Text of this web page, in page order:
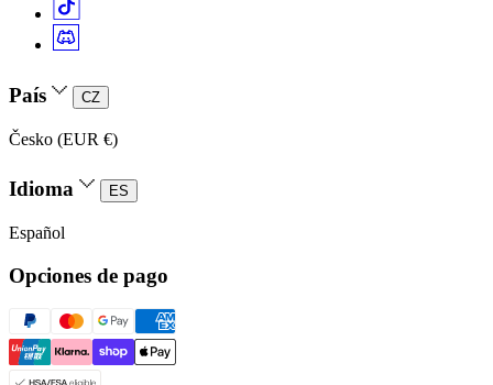
País CZ
Česko (EUR €)
Idioma ES
Español
Opciones de pago